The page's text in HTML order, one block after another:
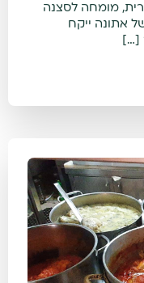
מומחה לסצנה
אתונה ייקח
[…]